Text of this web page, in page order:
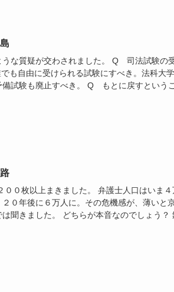
うな質疑が交わされました。 Q 司法試験の
も自由に受けられる試験にすべき。法科大
備試験も廃止すべき。 Q もとに戻すという
００枚以上まきました。 弁護士人口はいま４
０年後に６万人に。その危機感が、薄いと
聞きました。 どちらが本音なのでしょう？